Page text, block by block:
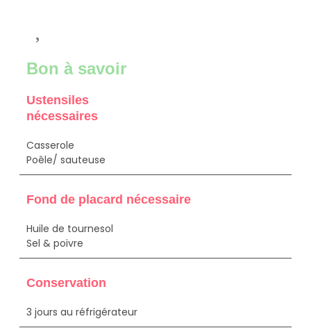
Bon à savoir
Ustensiles
nécessaires
Casserole
Poêle/ sauteuse
Fond de placard nécessaire
Huile de tournesol
Sel & poivre
Conservation
3 jours au réfrigérateur